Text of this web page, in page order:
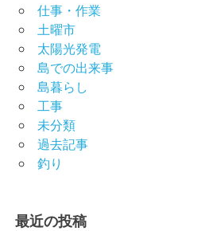
仕事・作業
土曜市
太陽光発電
島での出来事
島暮らし
工事
未分類
過去記事
釣り
最近の投稿